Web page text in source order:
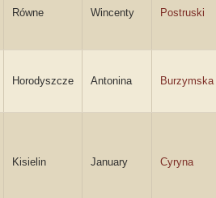
Równe Wincenty Postruski
Horodyszcze Antonina Burzymska
Kisielin January Cyryna